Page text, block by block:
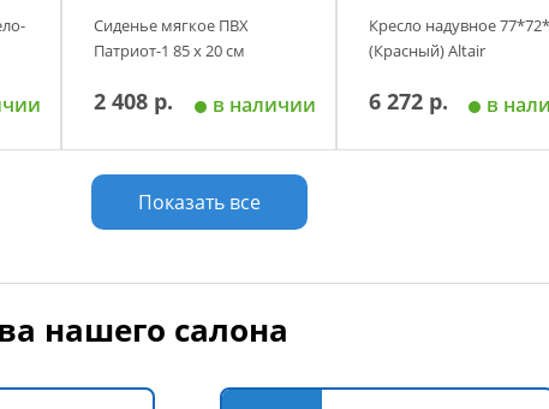
Сиденье мягкое ПВХ
Патриот-1 85 x 20 см
2 408 р. в наличии
Добавить в корзину
Кресло надувное
(Красный) Altair
6 272 р. в
Показать все
нашего салона